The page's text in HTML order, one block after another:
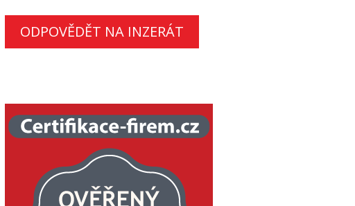
ODPOVĚDĚT NA INZERÁT